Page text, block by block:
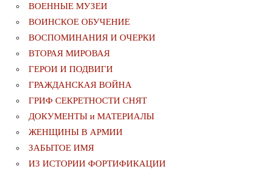
ВОЕННЫЕ МУЗЕИ
ВОИНСКОЕ ОБУЧЕНИЕ
ВОСПОМИНАНИЯ И ОЧЕРКИ
ВТОРАЯ МИРОВАЯ
ГЕРОИ И ПОДВИГИ
ГРАЖДАНСКАЯ ВОЙНА
ГРИФ СЕКРЕТНОСТИ СНЯТ
ДОКУМЕНТЫ и МАТЕРИАЛЫ
ЖЕНЩИНЫ В АРМИИ
ЗАБЫТОЕ ИМЯ
ИЗ ИСТОРИИ ФОРТИФИКАЦИИ